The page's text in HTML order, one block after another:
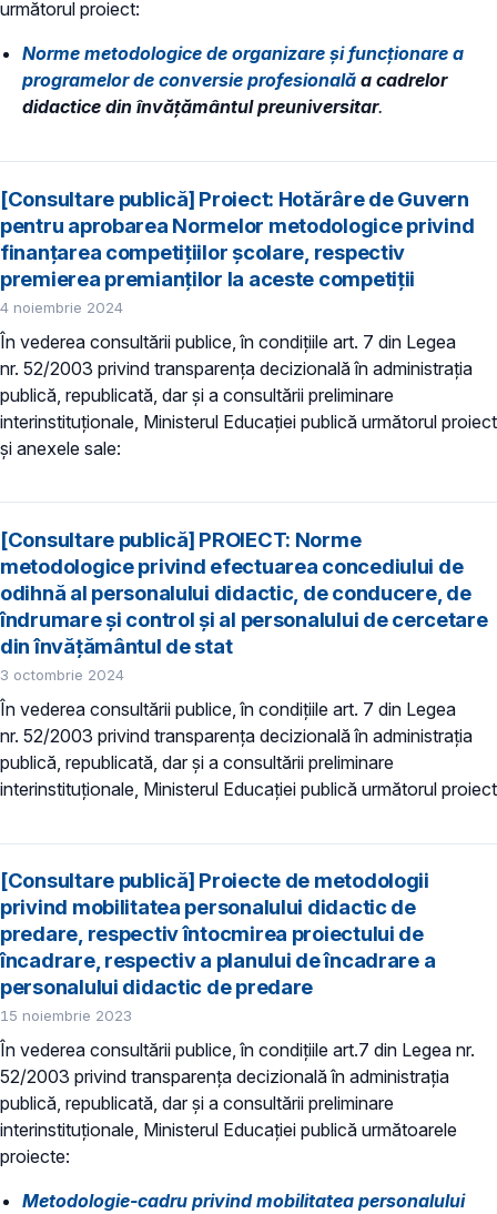
următorul proiect:
Norme metodologice de organizare şi funcționare a
programelor de conversie profesională a cadrelor
didactice din învățământul preuniversitar.
[Consultare publică] Proiect: Hotărâre de Guvern
pentru aprobarea Normelor metodologice privind
finanțarea competițiilor școlare, respectiv
premierea premianților la aceste competiții
4 noiembrie 2024
În vederea consultării publice, în condiţiile art. 7 din Legea
nr. 52/2003 privind transparenţa decizională în administraţia
publică, republicată, dar și a consultării preliminare
interinstituționale, Ministerul Educaţiei publică următorul proiect
și anexele sale:
[Consultare publică] PROIECT: Norme
metodologice privind efectuarea concediului de
odihnă al personalului didactic, de conducere, de
îndrumare și control și al personalului de cercetare
din învăţământul de stat
3 octombrie 2024
În vederea consultării publice, în condiţiile art. 7 din Legea
nr. 52/2003 privind transparenţa decizională în administraţia
publică, republicată, dar și a consultării preliminare
interinstituționale, Ministerul Educaţiei publică următorul proiect
[Consultare publică] Proiecte de metodologii
privind mobilitatea personalului didactic de
predare, respectiv întocmirea proiectului de
încadrare, respectiv a planului de încadrare a
personalului didactic de predare
15 noiembrie 2023
În vederea consultării publice, în condiţiile art.7 din Legea nr.
52/2003 privind transparenţa decizională în administraţia
publică, republicată, dar și a consultării preliminare
interinstituționale, Ministerul Educaţiei publică următoarele
proiecte:
Metodologie-cadru privind mobilitatea personalului